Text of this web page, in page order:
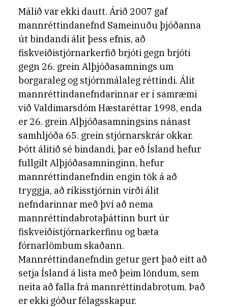
Málið var ekki dautt. Árið 2007 gaf
mannréttindanefnd Sameinuðu þjóðanna
út bindandi álit þess efnis, að
fiskveiðistjórnarkerfið brjóti gegn brjóti
gegn 26. grein Alþjóðasamnings um
borgaraleg og stjórnmálaleg réttindi. Álit
mannréttindanefndarinnar er í samræmi
við Valdimarsdóm Hæstaréttar 1998, enda
er 26. grein Alþjóðasamningsins nánast
samhljóða 65. grein stjórnarskrár okkar.
Þótt álitið sé bindandi, þar eð Ísland hefur
fullgilt Alþjóðasamninginn, hefur
mannréttindanefndin engin tök á að
tryggja, að ríkisstjórnin virði álit
nefndarinnar með því að nema
mannréttindabrotaþáttinn burt úr
fiskveiðistjórnarkerfinu og bæta
fórnarlömbum skaðann.
Mannréttindanefndin getur gert það eitt að
setja Ísland á lista með þeim löndum, sem
neita að falla frá mannréttindabrotum. Það
er ekki góður félagsskapur.